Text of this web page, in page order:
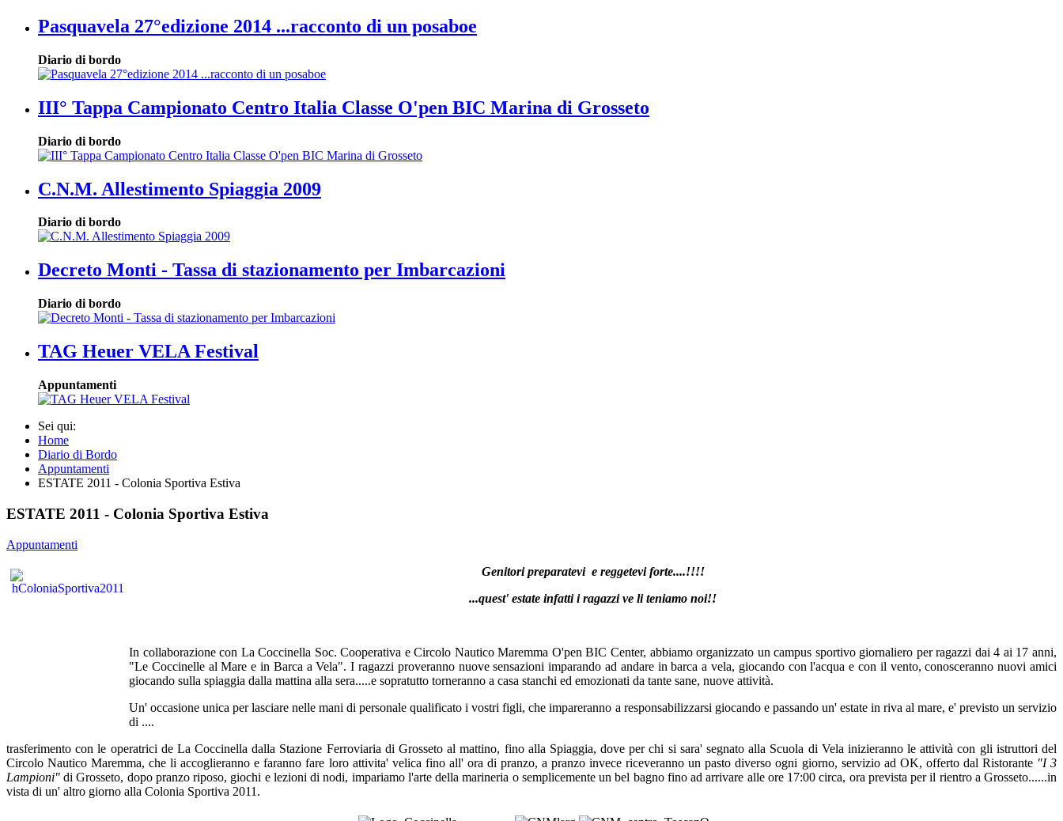
Pasquavela 27°edizione 2014 ...racconto di un posaboe
Diario di bordo
III° Tappa Campionato Centro Italia Classe O'pen BIC Marina di Grosseto
Diario di bordo
C.N.M. Allestimento Spiaggia 2009
Diario di bordo
Decreto Monti - Tassa di stazionamento per Imbarcazioni
Diario di bordo
TAG Heuer VELA Festival
Appuntamenti
Sei qui:
Home
Diario di Bordo
Appuntamenti
ESTATE 2011 - Colonia Sportiva Estiva
ESTATE 2011 - Colonia Sportiva Estiva
Appuntamenti
Genitori preparatevi e reggetevi forte....!!!!
...quest' estate infatti i ragazzi ve li teniamo noi!!
In collaborazione con La Coccinella Soc. Cooperativa e Circolo Nautico Maremma O'pen BIC Center, abbiamo organizzato un campus sportivo giornaliero per ragazzi dai 4 ai 17 anni,
"Le Coccinelle al Mare e in Barca a Vela". I ragazzi proveranno nuove sensazioni imparando ad andare in barca a vela, giocando con l'acqua e con il vento, conosceranno nuovi amici
giocando sulla spiaggia dalla mattina alla sera.....e sopratutto torneranno a casa stanchi ed emozionati da tante sane, nuove attività.
Un' occasione unica per lasciare nelle mani di personale qualificato i vostri figli, che impareranno a responsabilizzarsi giocando e passando un' estate in riva al mare, e' previsto un servizio
di ....
trasferimento con le operatrici de La Coccinella dalla Stazione Ferroviaria di Grosseto al mattino, fino alla Spiaggia, dove per chi si sara' segnato alla Scuola di Vela inizieranno le attività con gli istruttori del
Circolo Nautico Maremma, che li accoglieranno e faranno fare loro attivita' velica fino all' ora di pranzo, a pranzo invece riceveranno un pasto diverso ogni giorno, servizio ad OK, offerto dal Ristorante "I 3
Lampioni" di Grosseto, dopo pranzo riposo, giochi e lezioni di nodi, impariamo l'arte della marineria o semplicemente un bel bagno fino ad arrivare alle ore 17:00 circa, ora prevista per il rientro a Grosseto......in
vista di un' altro giorno alla Colonia Sportiva 2011.